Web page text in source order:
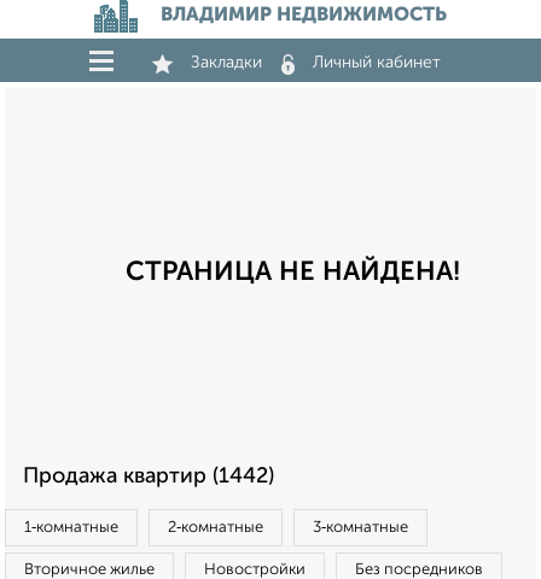
ВЛАДИМИР НЕДВИЖИМОСТЬ
Закладки Личный кабинет
СТРАНИЦА НЕ НАЙДЕНА!
Продажа квартир (1442)
1‑комнатные 2‑комнатные 3‑комнатные
Вторичное жилье Новостройки Без посредников